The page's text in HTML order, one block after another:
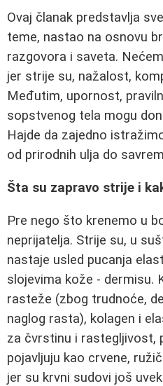
Ovaj članak predstavlja
teme, nastao na osnovu
razgovora i saveta.
jer strije su, nažalost,
Međutim, upornost,
sopstvenog tela mogu
Hajde da zajedno
od prirodnih ulja do
Šta su zapravo strije i
Pre nego što krenemo u
neprijatelja. Strije su, u
nastaje usled pucanja
slojevima kože - dermisu.
rasteže (zbog trudnoće,
naglog rasta), kolagen i
za čvrstinu i rastegljivost,
pojavljuju kao crvene,
jer su krvni sudovi još